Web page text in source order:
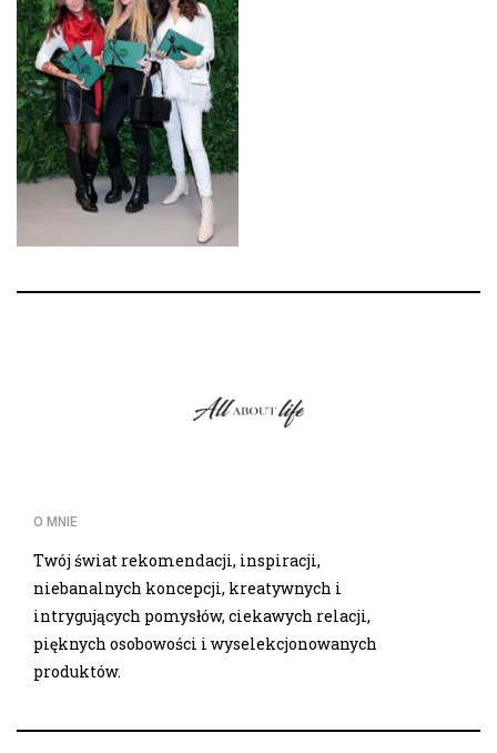
O MNIE
Twój świat rekomendacji, inspiracji,
niebanalnych koncepcji, kreatywnych i
intrygujących pomysłów, ciekawych relacji,
pięknych osobowości i wyselekcjonowanych
produktów.